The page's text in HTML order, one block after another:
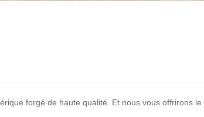
forgé de haute qualité. Et nous vous offrirons